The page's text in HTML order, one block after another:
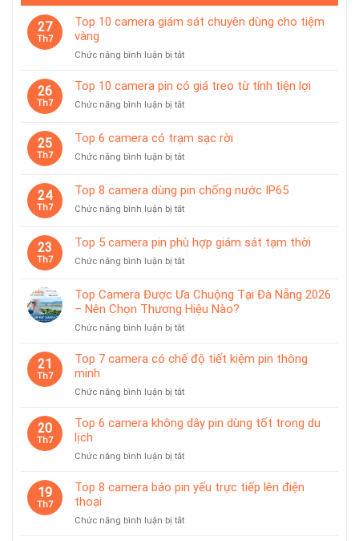
27
Th7
Top 10 camera giám sát chuyên dùng cho tiệm
vàng
Chức năng bình luận bị tắtở
10
camera
giám
chuyên
vàng
26
Th7
Top 10 camera pin có giá treo từ tính tiện lợi
Chức năng bình luận bị tắtở
camera
pin
giá
từ
tiện
25
Th7
Top 6 camera có trạm sạc rời
Chức năng bình luận bị tắtở
6
camera
có
sạc
24
Th7
Top 8 camera dùng pin chống nước IP65
Chức năng bình luận bị tắtở
8
camera
dùng
chống
nước
IP65
23
Th7
Top 5 camera pin phù hợp giám sát tạm thời
Chức năng bình luận bị tắtở
5
camera
pin
phù
giám
thời
Top Camera Được Ưa Chuộng Tại Đà Nẵng 2026
– Nên Chọn Thương Hiệu Nào?
Chức năng bình luận bị tắtở
Camera
Được
Chuộng
Đà
Chọn
Hiệu
21
Th7
Top 7 camera có chế độ tiết kiệm pin thông
minh
Chức năng bình luận bị tắtở
camera
chế
tiết
20
Th7
Top 6 camera không dây pin dùng tốt trong du
lịch
Chức năng bình luận bị tắtở
6
camera
dây
19
Th7
Top 8 camera báo pin yếu trực tiếp lên điện
thoại
Chức năng bình luận bị tắtở